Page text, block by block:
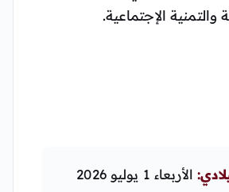
والتمنية الإجتماعية.
الأربعاء 1 يوليو 2026